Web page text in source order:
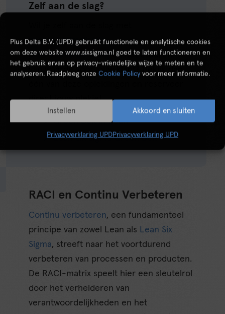
Plus Delta B.V. (UPD) gebruikt functionele en analytische cookies
om deze website www.sixsigma.nl goed te laten functioneren en
het gebruik ervan op privacy-vriendelijke wijze te meten en te
analyseren. Raadpleeg onze Cookie Policy voor meer informatie.
Akkoord en sluiten
Instellen
Privacyverklaring UPDPrivacyverklaring UPD
Zelf aan de slag?
procesoptimalisatie,
prestatieverbeteringen het creëren
van waarde voor jouw klant? Bekijk dan
direct jouw plekje!
Green Belt in Lean
Lean Six Sigma Green Belt
RACI en Continu Verbeteren
Continu verbeteren, een fundamenteel
principe van zowel Lean als Lean Six
Sigma, streeft naar het voortdurend
verbeteren van processen en producten.
De RACI-matrix speelt hier een sleutelrol
door het verhelderen van
verantwoordelijkheden en het